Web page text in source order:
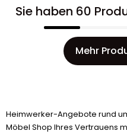
Sie haben 60
Mehr
Heimwerker-Angebote rund
Möbel Shop Ihres Vertrauens